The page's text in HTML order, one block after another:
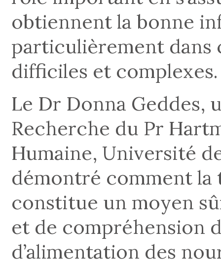
obtiennent la bonne
particulièrement dans
difficiles et
Le Dr Donna Geddes,
Recherche du Pr
Humaine, Université
démontré comment
constitue un moyen
et de compréhension
d’alimentation des